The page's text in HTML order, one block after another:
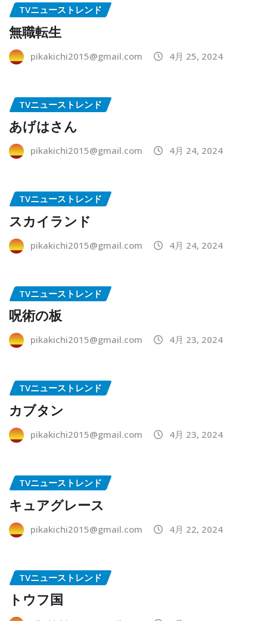
TVニューストレンド
無職転生
pikakichi2015@gmail.com 4月 25, 2024
TVニューストレンド
あげはさん
pikakichi2015@gmail.com 4月 24, 2024
TVニューストレンド
スカイランド
pikakichi2015@gmail.com 4月 24, 2024
TVニューストレンド
呪術の板
pikakichi2015@gmail.com 4月 23, 2024
TVニューストレンド
カブタン
pikakichi2015@gmail.com 4月 23, 2024
TVニューストレンド
キュアグレース
pikakichi2015@gmail.com 4月 22, 2024
TVニューストレンド
トウフ国